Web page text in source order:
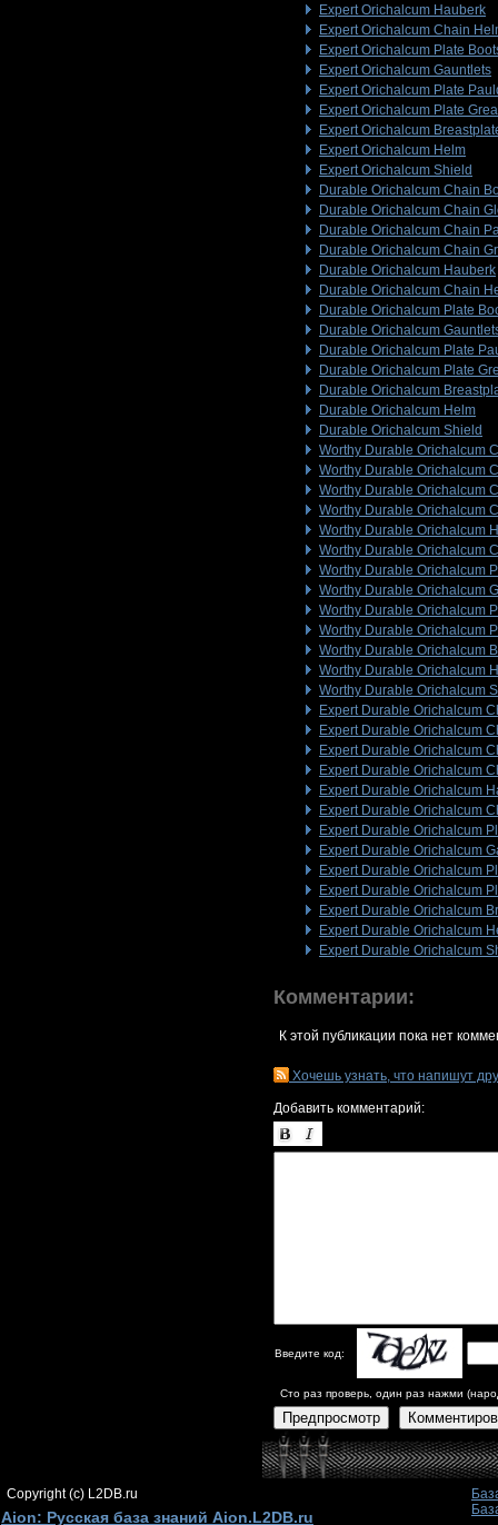
Expert Orichalcum Hauberk
Expert Orichalcum Chain
Expert Orichalcum Plate
Expert Orichalcum Gauntlets
Expert Orichalcum Plate
Expert Orichalcum Plate
Expert Orichalcum
Expert Orichalcum Helm
Expert Orichalcum Shield
Durable Orichalcum Chain
Durable Orichalcum Chain
Durable Orichalcum Chain
Durable Orichalcum Chain
Durable Orichalcum Hauberk
Durable Orichalcum Chain
Durable Orichalcum Plate
Durable Orichalcum
Durable Orichalcum Plate
Durable Orichalcum Plate
Durable Orichalcum
Durable Orichalcum Helm
Durable Orichalcum Shield
Worthy Durable Orichalcum
Worthy Durable Orichalcum
Worthy Durable Orichalcum
Worthy Durable Orichalcum
Worthy Durable Orichalcum
Worthy Durable Orichalcum
Worthy Durable Orichalcum
Worthy Durable Orichalcum
Worthy Durable Orichalcum
Worthy Durable Orichalcum
Worthy Durable Orichalcum
Worthy Durable Orichalcum
Worthy Durable Orichalcum
Expert Durable Orichalcum
Expert Durable Orichalcum
Expert Durable Orichalcum
Expert Durable Orichalcum
Expert Durable Orichalcum
Expert Durable Orichalcum
Expert Durable Orichalcum
Expert Durable Orichalcum
Expert Durable Orichalcum
Expert Durable Orichalcum
Expert Durable Orichalcum
Expert Durable Orichalcum
Expert Durable Orichalcum
Комментарии:
К этой публикации пока нет
Хочешь узнать, что напишут
Добавить комментарий:
Введите код:
Сто раз проверь, один раз нажми
Предпросмотр
Copyright (c) L2DB.ru
Aion: Русская база знаний Aion.L2DB.ru